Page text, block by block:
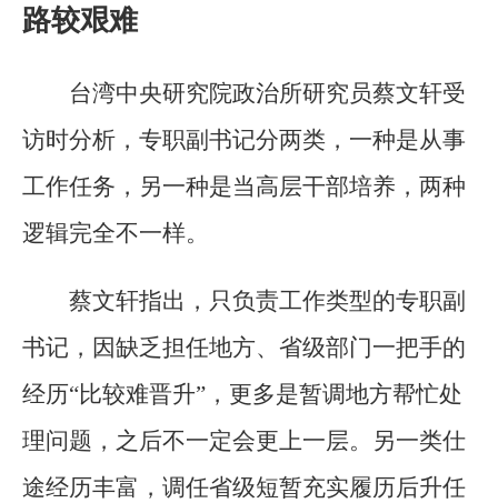
路较艰难
台湾中央研究院政治所研究员蔡文轩受
访时分析，专职副书记分两类，一种是从事
工作任务，另一种是当高层干部培养，两种
逻辑完全不一样。
蔡文轩指出，只负责工作类型的专职副
书记，因缺乏担任地方、省级部门一把手的
经历“比较难晋升”，更多是暂调地方帮忙处
理问题，之后不一定会更上一层。另一类仕
途经历丰富，调任省级短暂充实履历后升任